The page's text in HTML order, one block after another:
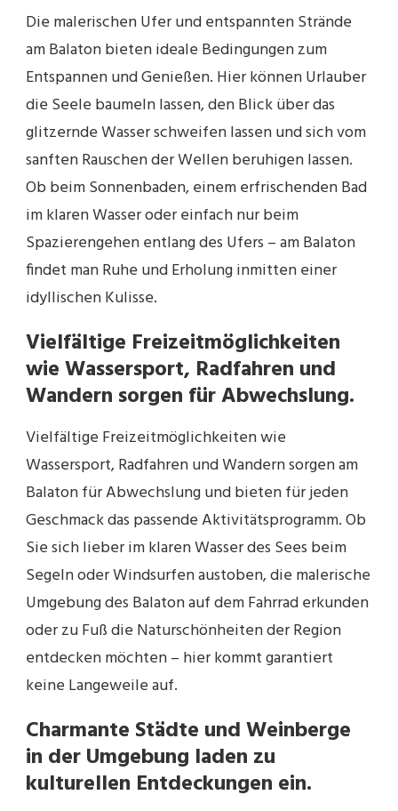
Die malerischen Ufer und entspannten Strände
am Balaton bieten ideale Bedingungen zum
Entspannen und Genießen. Hier können Urlauber
die Seele baumeln lassen, den Blick über das
glitzernde Wasser schweifen lassen und sich vom
sanften Rauschen der Wellen beruhigen lassen.
Ob beim Sonnenbaden, einem erfrischenden Bad
im klaren Wasser oder einfach nur beim
Spazierengehen entlang des Ufers – am Balaton
findet man Ruhe und Erholung inmitten einer
idyllischen Kulisse.
Vielfältige Freizeitmöglichkeiten
wie Wassersport, Radfahren und
Wandern sorgen für Abwechslung.
Vielfältige Freizeitmöglichkeiten wie
Wassersport, Radfahren und Wandern sorgen am
Balaton für Abwechslung und bieten für jeden
Geschmack das passende Aktivitätsprogramm. Ob
Sie sich lieber im klaren Wasser des Sees beim
Segeln oder Windsurfen austoben, die malerische
Umgebung des Balaton auf dem Fahrrad erkunden
oder zu Fuß die Naturschönheiten der Region
entdecken möchten – hier kommt garantiert
keine Langeweile auf.
Charmante Städte und Weinberge
in der Umgebung laden zu
kulturellen Entdeckungen ein.